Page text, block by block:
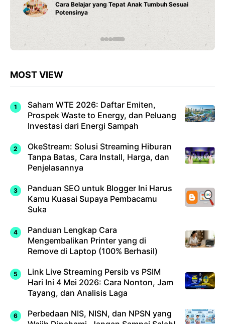
Cara Belajar yang Tepat Anak Tumbuh Sesuai
Potensinya
MOST VIEW
Saham WTE 2026: Daftar Emiten,
Prospek Waste to Energy, dan Peluang
Investasi dari Energi Sampah
OkeStream: Solusi Streaming Hiburan
Tanpa Batas, Cara Install, Harga, dan
Penjelasannya
Panduan SEO untuk Blogger Ini Harus
Kamu Kuasai Supaya Pembacamu
Suka
Panduan Lengkap Cara
Mengembalikan Printer yang di
Remove di Laptop (100% Berhasil)
Link Live Streaming Persib vs PSIM
Hari Ini 4 Mei 2026: Cara Nonton, Jam
Tayang, dan Analisis Laga
Perbedaan NIS, NISN, dan NPSN yang